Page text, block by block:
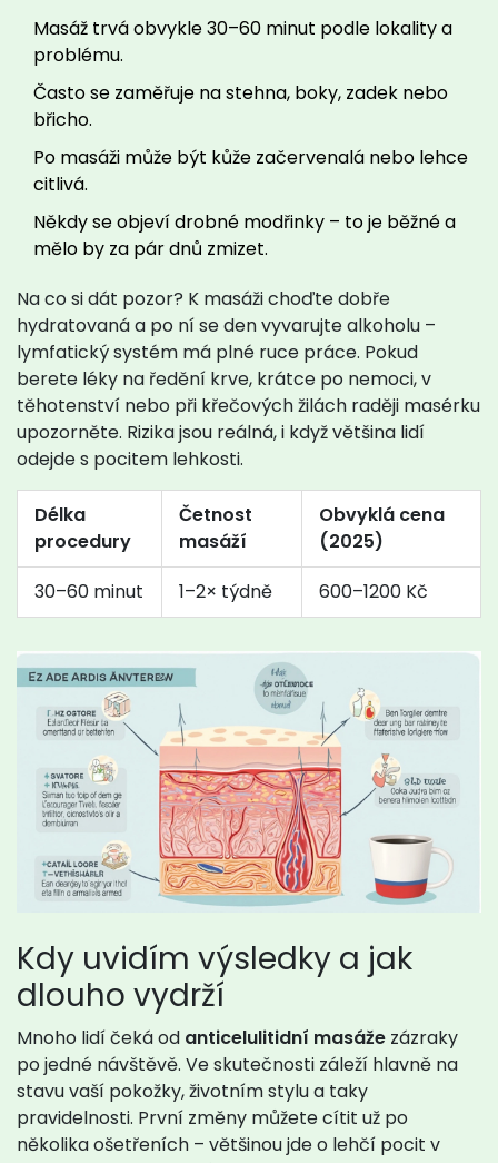
Masáž trvá obvykle 30–60 minut podle lokality a
problému.
Často se zaměřuje na stehna, boky, zadek nebo
břicho.
Po masáži může být kůže začervenalá nebo lehce
citlivá.
Někdy se objeví drobné modřinky – to je běžné a
mělo by za pár dnů zmizet.
Na co si dát pozor? K masáži choďte dobře
hydratovaná a po ní se den vyvarujte alkoholu –
lymfatický systém má plné ruce práce. Pokud
berete léky na ředění krve, krátce po nemoci, v
těhotenství nebo při křečových žilách raději masérku
upozorněte. Rizika jsou reálná, i když většina lidí
odejde s pocitem lehkosti.
Délka
procedury
Četnost
masáží
Obvyklá cena
(2025)
30–60 minut
1–2× týdně 600–1200 Kč
Kdy uvidím výsledky a jak
dlouho vydrží
Mnoho lidí čeká od anticelulitidní masáže zázraky
po jedné návštěvě. Ve skutečnosti záleží hlavně na
stavu vaší pokožky, životním stylu a taky
pravidelnosti. První změny můžete cítit už po
několika ošetřeních – většinou jde o lehčí pocit v